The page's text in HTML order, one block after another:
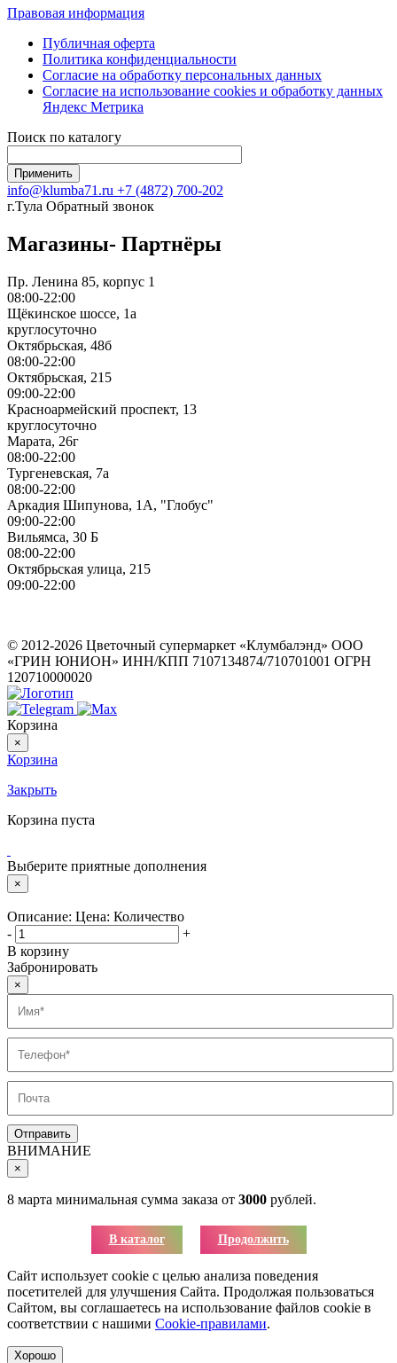
Правовая информация
Публичная оферта
Политика конфиденциальности
Согласие на обработку персональных данных
Согласие на использование сookies и обработку данных
Яндекс Метрика
Поиск по каталогу
info@klumba71.ru +7 (4872) 700-202
г.Тула Обратный звонок
Магазины- Партнёры
Пр. Ленина 85, корпус 1
08:00-22:00
Щёкинское шоссе, 1а
круглосуточно
Октябрьская, 48б
08:00-22:00
Октябрьская, 215
09:00-22:00
Красноармейский проспект, 13
круглосуточно
Марата, 26г
08:00-22:00
Тургеневская, 7а
08:00-22:00
Аркадия Шипунова, 1А, "Глобус"
09:00-22:00
Вильямса, 30 Б
08:00-22:00
Октябрьская улица, 215
09:00-22:00
© 2012-2026 Цветочный супермаркет «Клумбалэнд» ООО
«ГРИН ЮНИОН» ИНН/КПП 7107134874/710701001 ОГРН
120710000020
Корзина
×
Корзина
Закрыть
Корзина пуста
Выберите приятные дополнения
×
Описание: Цена: Количество
-
+
В корзину
Забронировать
×
ВНИМАНИЕ
×
8 марта минимальная сумма заказа от 3000 рублей.
В каталог Продолжить
Сайт использует cookie с целью анализа поведения
посетителей для улучшения Сайта. Продолжая пользоваться
Сайтом, вы соглашаетесь на использование файлов cookie в
соответствии с нашими Cookie-правилами.
Хорошо